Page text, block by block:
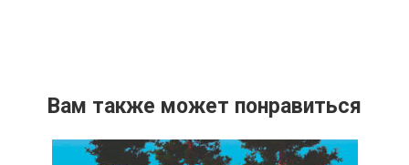
Вам также может понравиться